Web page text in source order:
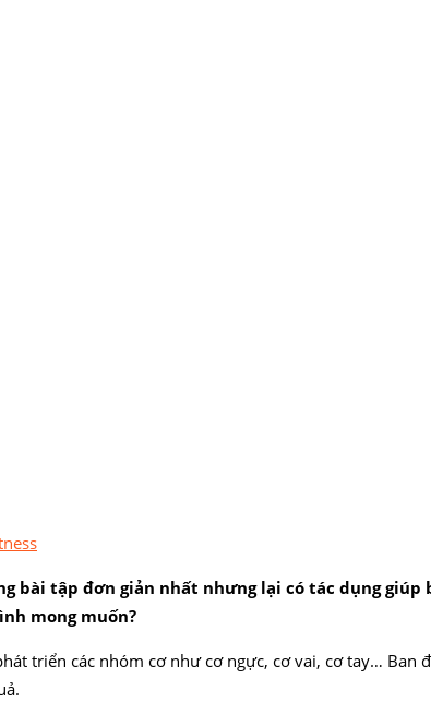
bài tập đơn giản nhất nhưng lại có tác dụng
mong muốn?
triển các nhóm cơ như cơ ngực, cơ vai, cơ tay…